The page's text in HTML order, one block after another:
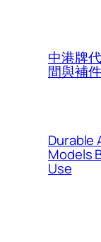
中港牌
間與補
Durable
Models
Use